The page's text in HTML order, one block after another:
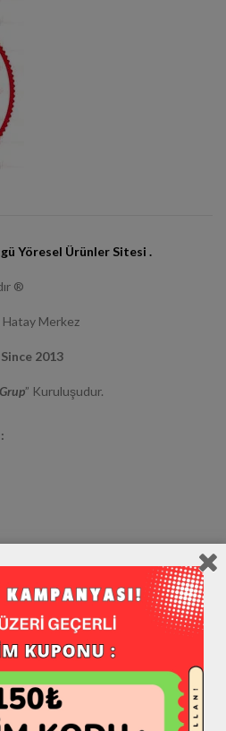
Yöresel Ürünler Sitesi .
®
Merkez
2013
” Kuruluşudur.